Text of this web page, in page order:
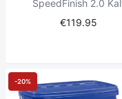
SpeedFinish 2.0
€119.95
-20%